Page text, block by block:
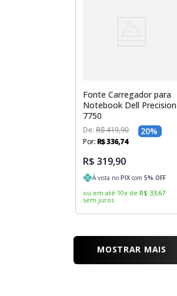
Fonte Carregador para
Notebook Dell Precision
7750
De:R$ 419,90 20%
Por: R$336,74
R$ 319,90
À vista noPIX com5% OFF
ou em até 10x de R$ 33,67
sem juros
MOSTRAR MAIS